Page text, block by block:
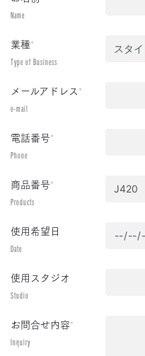
Name
業種*
Type of Business
メールアドレス*
e-mail
電話番号*
Phone
商品番号*
Products
使用希望日
Date
使用スタジオ
Studio
お問合せ内容*
Inquiry